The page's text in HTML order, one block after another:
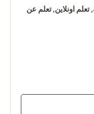
,تعلم اونلاين,تعلم عن